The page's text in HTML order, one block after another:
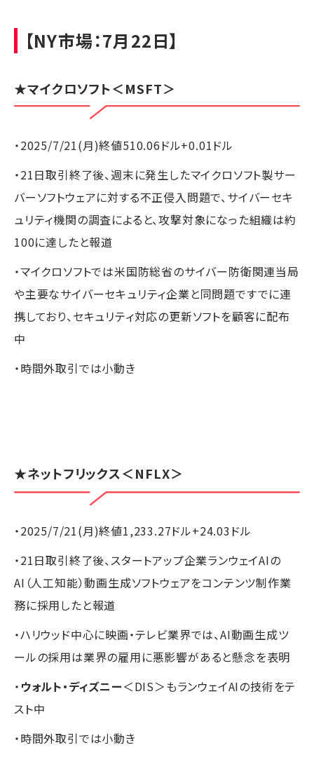
【NY市場：7月22日】
★マイクロソフト＜MSFT＞
・2025/7/21(月)終値510.06ドル+0.01ドル
・21日取引終了後、週末に発生したマイクロソフト製サー
バーソフトウェアに対する不正侵入問題で、サイバーセキ
ュリティ機関の調査によると、攻撃対象になった組織は約
100に達したと報道
・マイクロソフトでは米国防総省のサイバー防衛関連当局
や主要なサイバーセキュリティ企業と同問題ですでに連
携しており、セキュリティ対応の更新ソフトを顧客に配布
中
・時間外取引では小動き
★ネットフリックス＜NFLX＞
・2025/7/21(月)終値1,233.27ドル+24.03ドル
・21日取引終了後、スタートアップ企業ランウェイAIの
AI（人工知能）動画生成ソフトウェアをコンテンツ制作業
務に採用したと報道
・ハリウッド中心に映画・テレビ業界では、AI動画生成ツ
ールの採用は業界の雇用に悪影響があると懸念を表明
・ウォルト・ディズニー＜DIS＞もランウェイAIの技術をテ
スト中
・時間外取引では小動き